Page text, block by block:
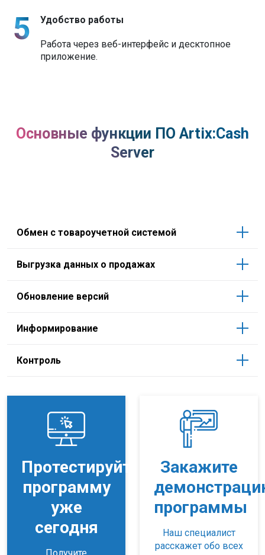
Удобство работы
Работа через веб-интерфейс и десктопное
приложение.
Основные функции ПО Artix:Cash
Server
Обмен с товароучетной системой
Выгрузка данных о продажах
Обновление версий
Информирование
Контроль
Протестируйте
программу
уже
сегодня
Закажите
программы
Наш специалист
расскажет обо всех